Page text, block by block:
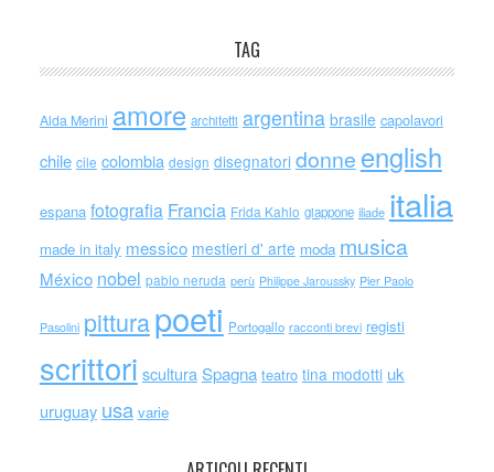
TAG
Alda Merini amore architetti argentina brasile capolavori
chile cile colombia design disegnatori donne english
espana fotografia Francia Frida Kahlo giappone iliade italia
made in italy messico mestieri d' arte moda musica
México nobel pablo neruda perù Philippe Jaroussky Pier Paolo
Pasolini pitturapoeti Portogallo racconti brevi registi
scrittori scultura Spagna teatro tina modotti uk
uruguay usa varie